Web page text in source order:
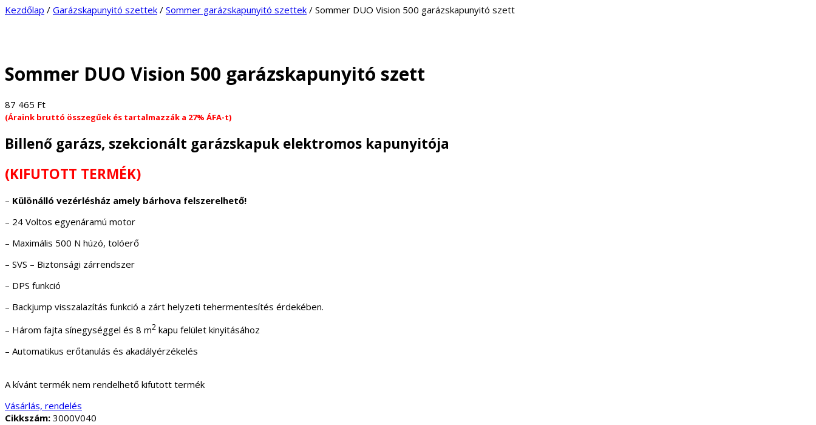
Kezdőlap / Garázskapunyitó szettek / Sommer garázskapunyitó szettek / Sommer DUO Vision 500 garázskapunyitó szett
Sommer DUO Vision 500 garázskapunyitó szett
87 465 Ft
(Áraink bruttó összegűek és tartalmazzák a 27% ÁFA-t)
Billenő garázs, szekcionált garázskapuk elektromos kapunyitója
(KIFUTOTT TERMÉK)
– Különálló vezérlésház amely bárhova felszerelhető!
– 24 Voltos egyenáramú motor
– Maximális 500 N húzó, tolóerő
– SVS – Biztonsági zárrendszer
– DPS funkció
– Backjump visszalazítás funkció a zárt helyzeti tehermentesítés érdekében.
– Három fajta sínegységgel és 8 m2 kapu felület kinyitásához
– Automatikus erőtanulás és akadályérzékelés
A kívánt termék nem rendelhető kifutott termék
Vásárlás, rendelés
Cikkszám: 3000V040